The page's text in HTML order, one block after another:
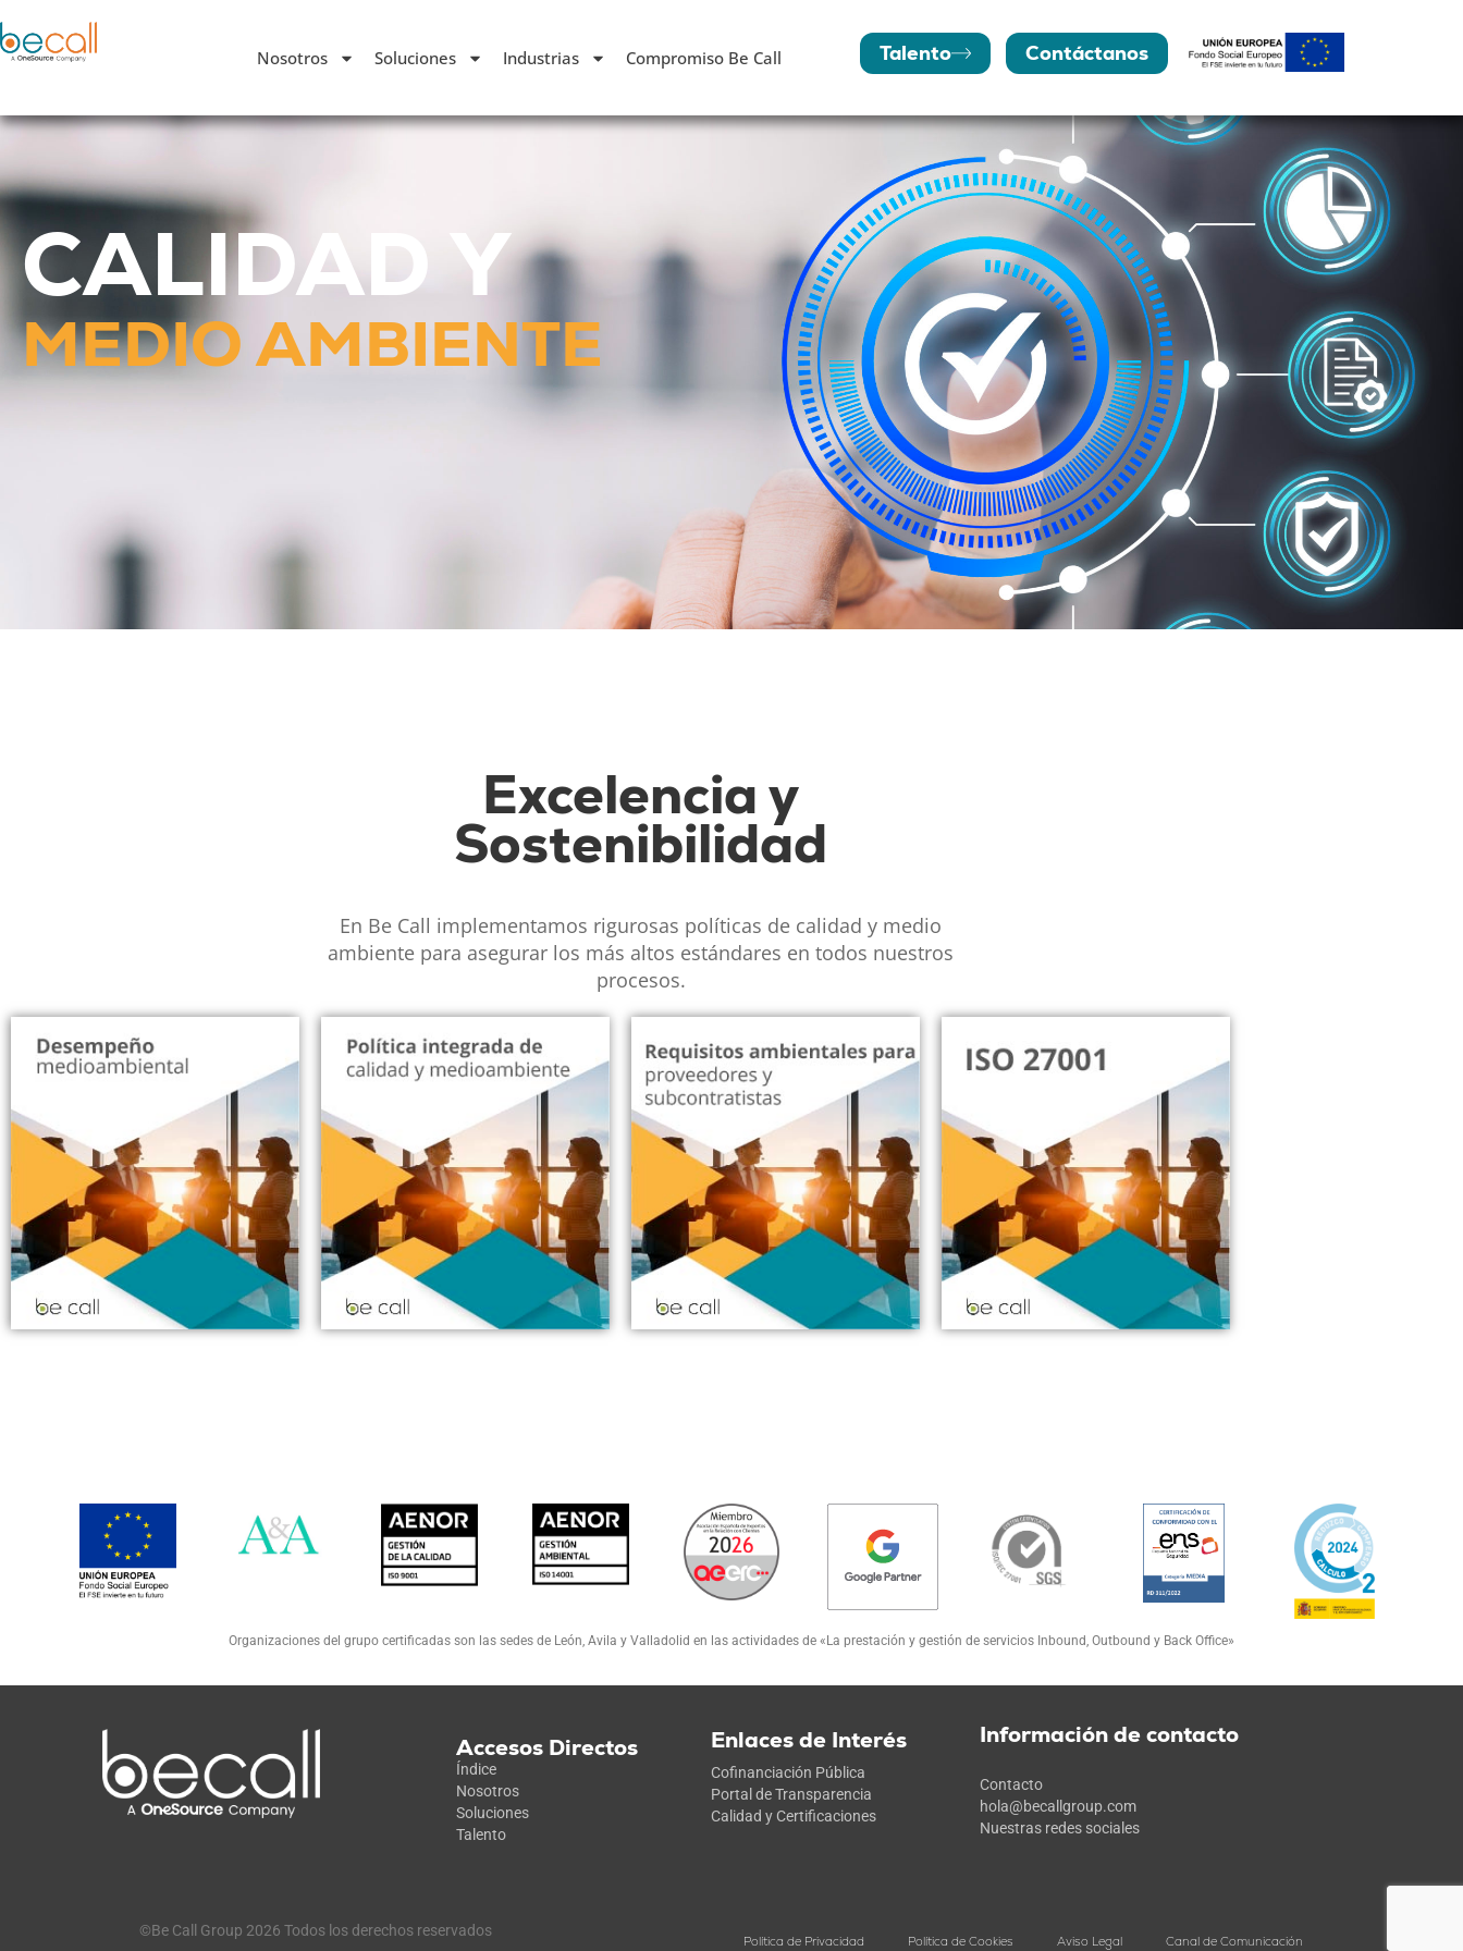
Nosotros Soluciones Industrias Compromiso Be Call Talento Contáctanos
CALIDAD Y
MEDIO AMBIENTE
Excelencia y
Sostenibilidad
En Be Call implementamos rigurosas políticas de calidad y medio
ambiente para asegurar los más altos estándares en todos nuestros
procesos.
Organizaciones del grupo certificadas son las sedes de León, Avila y Valladolid en las actividades de «La prestación y gestión de servicios Inbound, Outbound y Back Office»
Accesos Directos
Índice
Nosotros
Soluciones
Talento
Enlaces de Interés
Cofinanciación Pública
Portal de Transparencia
Calidad y Certificaciones
Información de contacto
Contacto
hola@becallgroup.com
Nuestras redes sociales
©Be Call Group 2026 Todos los derechos reservados
Política de Privacidad Política de Cookies Aviso Legal Canal de Comunicación